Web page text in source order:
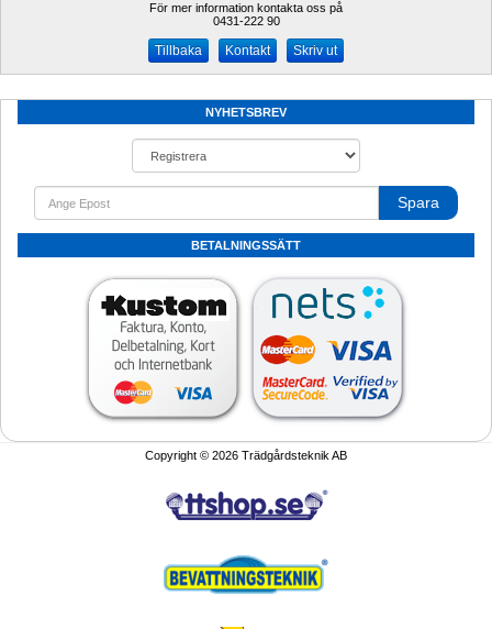
För mer information kontakta oss på
0431-222 90
Kontakt Skriv ut
NYHETSBREV
Spara
BETALNINGSSÄTT
Copyright © 2026 Trädgårdsteknik AB